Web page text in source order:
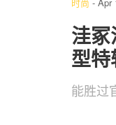
洼
型
能胜过